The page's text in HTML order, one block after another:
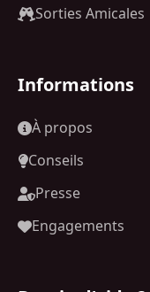
Sorties Amicales
Informations
À propos
Conseils
Presse
Engagements